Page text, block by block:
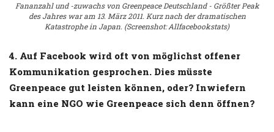
Fananzahl und -zuwachs von Greenpeace Deutschland - Größter Peak
des Jahres war am 13. März 2011. Kurz nach der dramatischen
Katastrophe in Japan. (Screenshot: Allfacebookstats)
4. Auf Facebook wird oft von möglichst offener
Kommunikation gesprochen. Dies müsste
Greenpeace gut leisten können, oder? Inwiefern
kann eine NGO wie Greenpeace sich denn öffnen?